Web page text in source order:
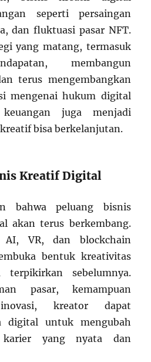
seperti persaingan
dan fluktuasi pasar NFT.
yang matang, termasuk
membangun
terus mengembangkan
mengenai hukum digital
juga menjadi
bisa berkelanjutan.
Kreatif Digital
bahwa peluang bisnis
akan terus berkembang.
AI, VR, dan blockchain
bentuk kreativitas
sebelumnya.
pasar, kemampuan
kreator dapat
digital untuk mengubah
karier yang nyata dan